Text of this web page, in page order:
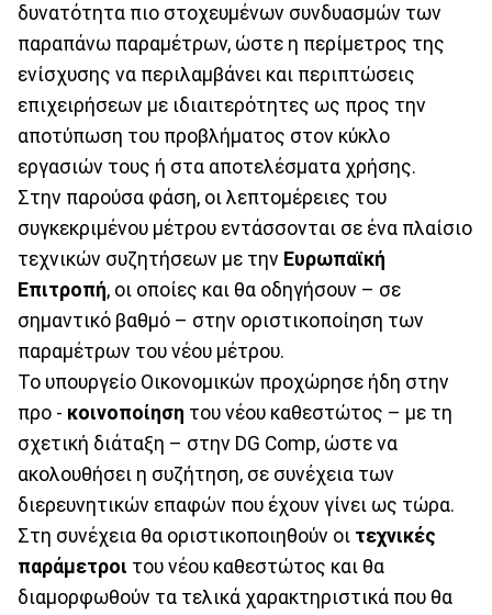
δυνατότητα πιο στοχευμένων συνδυασμών των
παραπάνω παραμέτρων, ώστε η περίμετρος της
ενίσχυσης να περιλαμβάνει και περιπτώσεις
επιχειρήσεων με ιδιαιτερότητες ως προς την
αποτύπωση του προβλήματος στον κύκλο
εργασιών τους ή στα αποτελέσματα χρήσης.
Στην παρούσα φάση, οι λεπτομέρειες του
συγκεκριμένου μέτρου εντάσσονται σε ένα πλαίσιο
τεχνικών συζητήσεων με την Ευρωπαϊκή
Επιτροπή, οι οποίες και θα οδηγήσουν – σε
σημαντικό βαθμό – στην οριστικοποίηση των
παραμέτρων του νέου μέτρου.
Το υπουργείο Οικονομικών προχώρησε ήδη στην
προ - κοινοποίηση του νέου καθεστώτος – με τη
σχετική διάταξη – στην DG Comp, ώστε να
ακολουθήσει η συζήτηση, σε συνέχεια των
διερευνητικών επαφών που έχουν γίνει ως τώρα.
Στη συνέχεια θα οριστικοποιηθούν οι τεχνικές
παράμετροι του νέου καθεστώτος και θα
διαμορφωθούν τα τελικά χαρακτηριστικά που θα